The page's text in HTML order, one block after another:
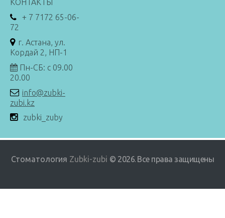
КОНТАКТЫ
+ 7 7172 65-06-
72
г. Астана, ул.
Кордай 2, НП-1
Пн-СБ: с 09.00
20.00
info@zubki-
zubi.kz
zubki_zuby
Стоматология Zubki-zubi © 2026. Все права защищены